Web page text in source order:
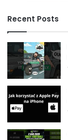
Recent Posts